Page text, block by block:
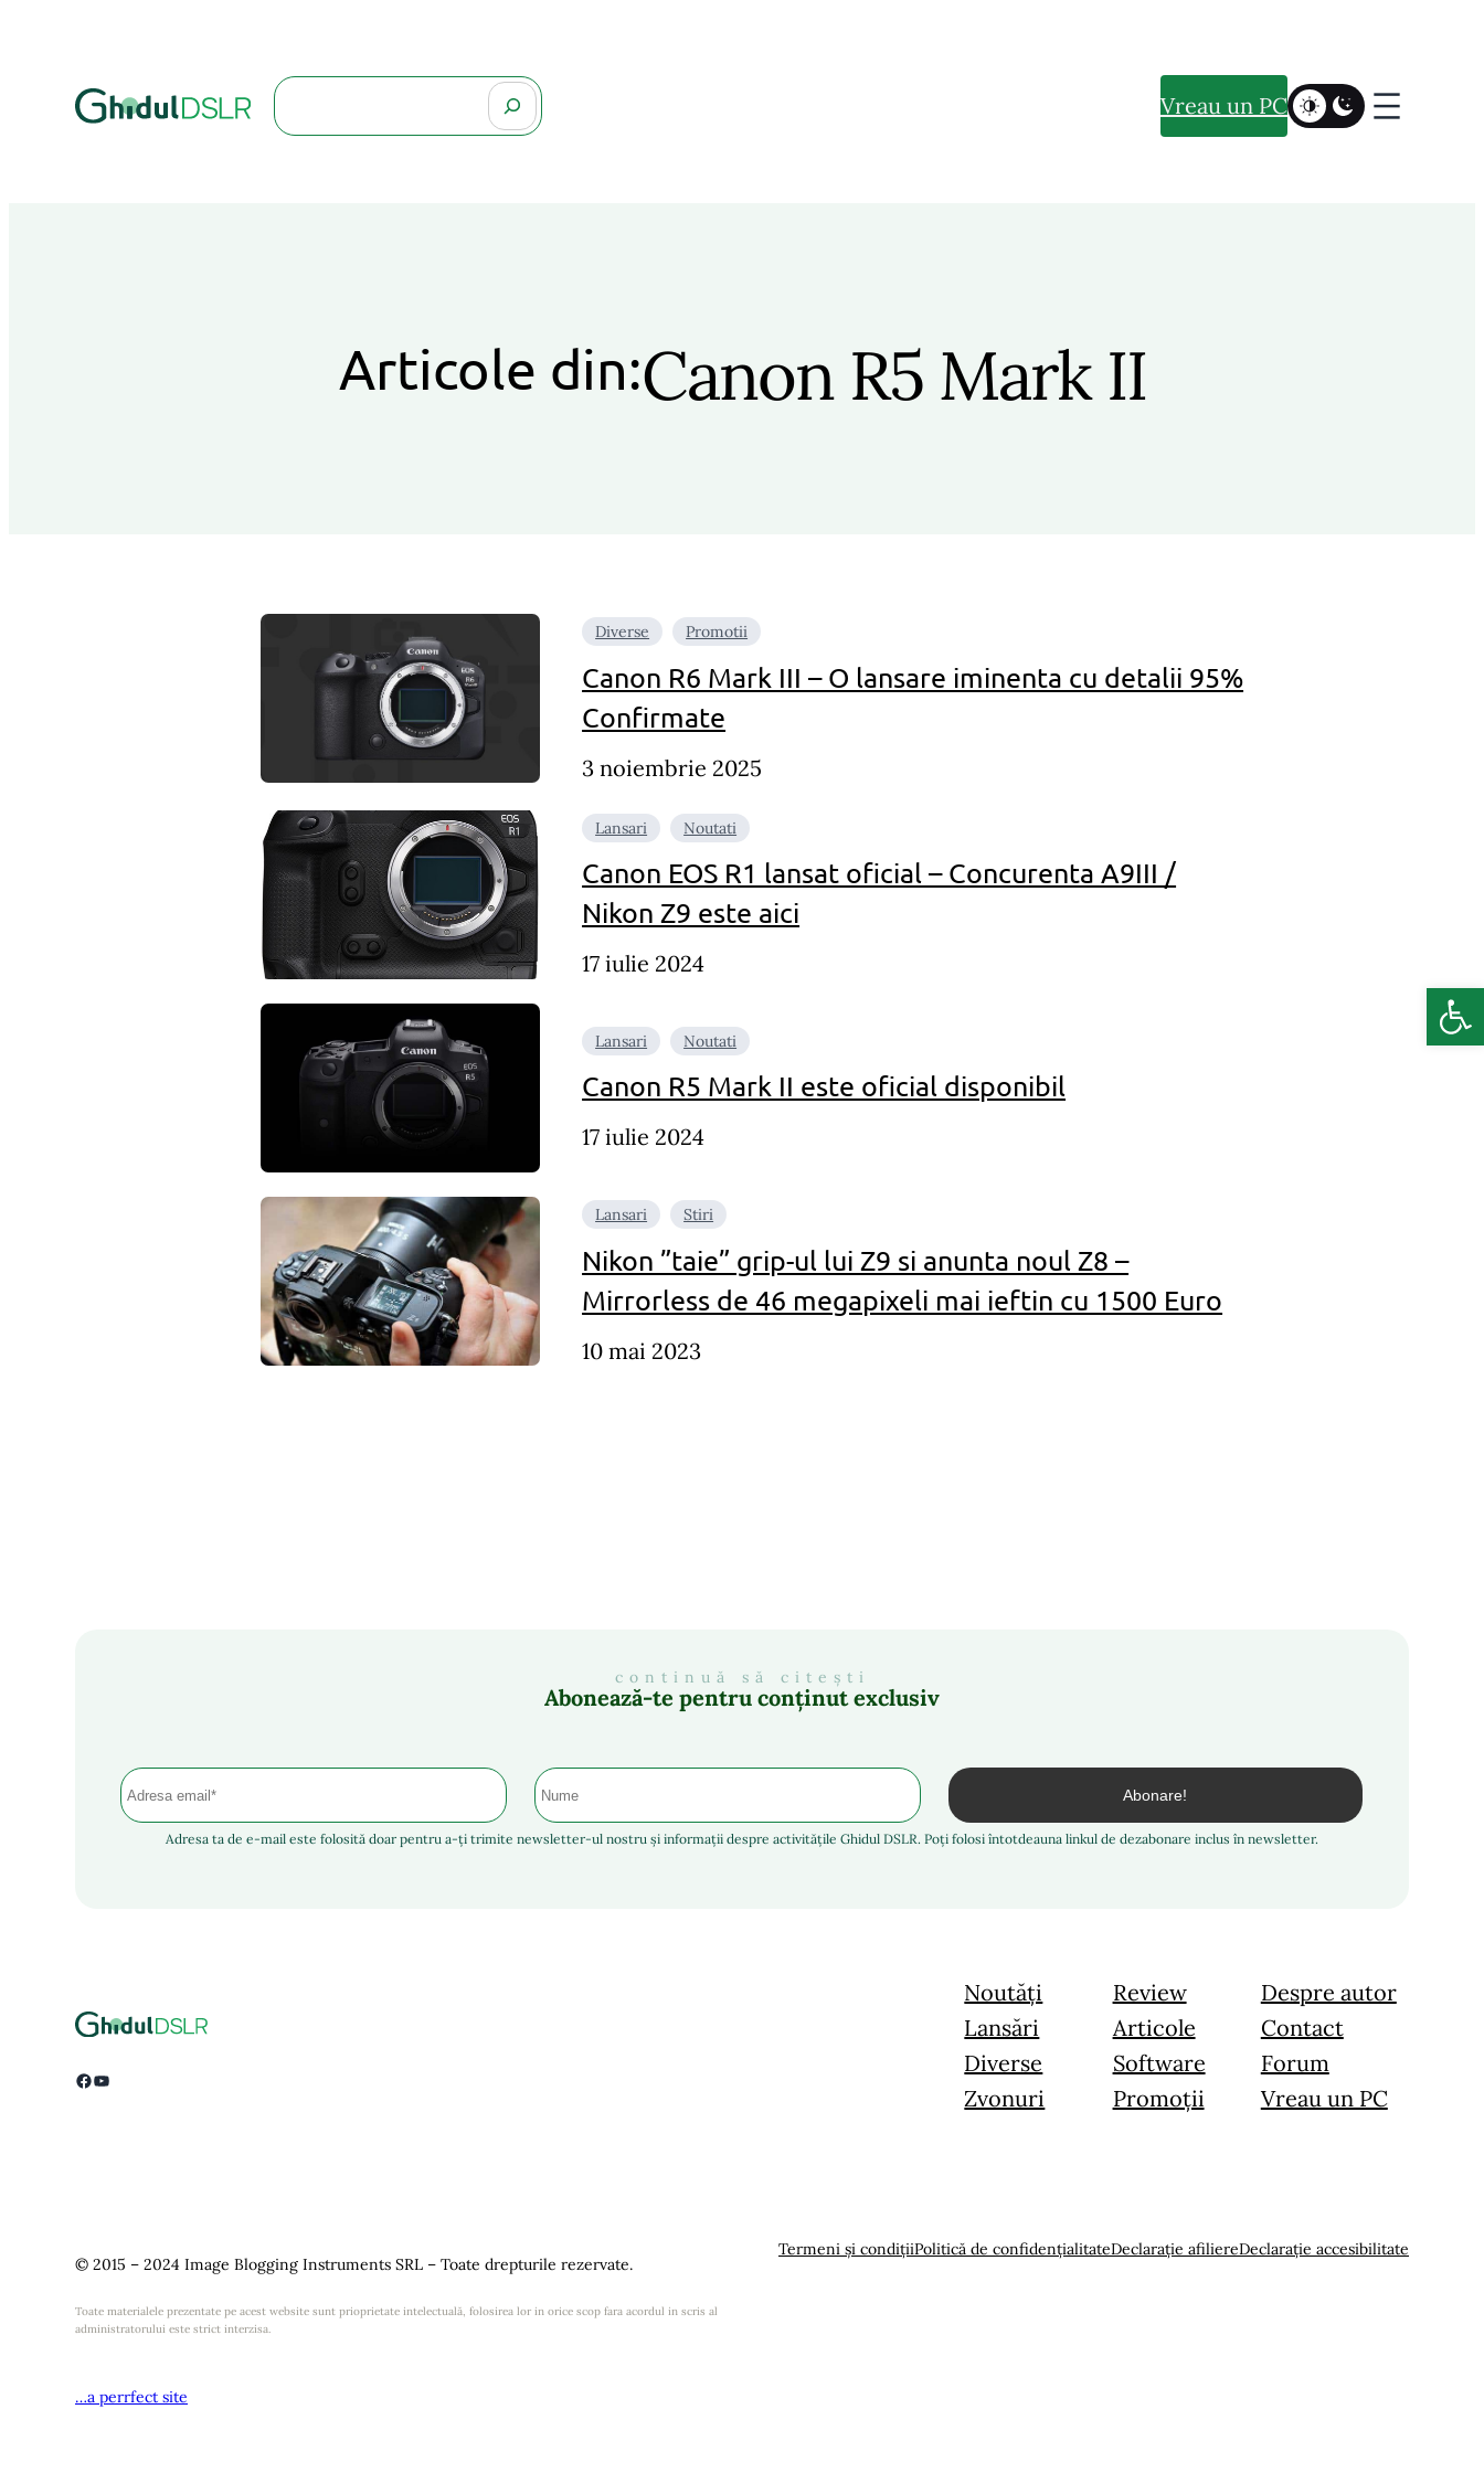
Search Vreau un PC
Articole din:Canon R5 Mark II
Diverse Promotii
Canon R6 Mark III – O lansare iminenta cu detalii 95%
Confirmate
3 noiembrie 2025
Lansari Noutati
Canon EOS R1 lansat oficial – Concurenta A9III /
Nikon Z9 este aici
17 iulie 2024
Lansari Noutati
Canon R5 Mark II este oficial disponibil
17 iulie 2024
Lansari Stiri
Nikon ”taie” grip-ul lui Z9 si anunta noul Z8 –
Mirrorless de 46 megapixeli mai ieftin cu 1500 Euro
10 mai 2023
continuă să citești
Abonează-te pentru conținut exclusiv
Adresa ta de e-mail este folosită doar pentru a-ți trimite newsletter-ul nostru și informații despre activitățile Ghidul DSLR. Poți folosi întotdeauna linkul de dezabonare inclus în newsletter.
Facebook YouTube
Noutăți
Lansări
Diverse
Zvonuri
Review
Articole
Software
Promoții
Despre autor
Contact
Forum
Vreau un PC
© 2015 – 2024 Image Blogging Instruments SRL – Toate drepturile rezervate.
Toate materialele prezentate pe acest website sunt prioprietate intelectuală, folosirea lor in orice scop fara acordul in scris al
administratorului este strict interzisa.
…a perrfect site
Termeni și condițiiPolitică de confidențialitateDeclarație afiliereDeclarație accesibilitate